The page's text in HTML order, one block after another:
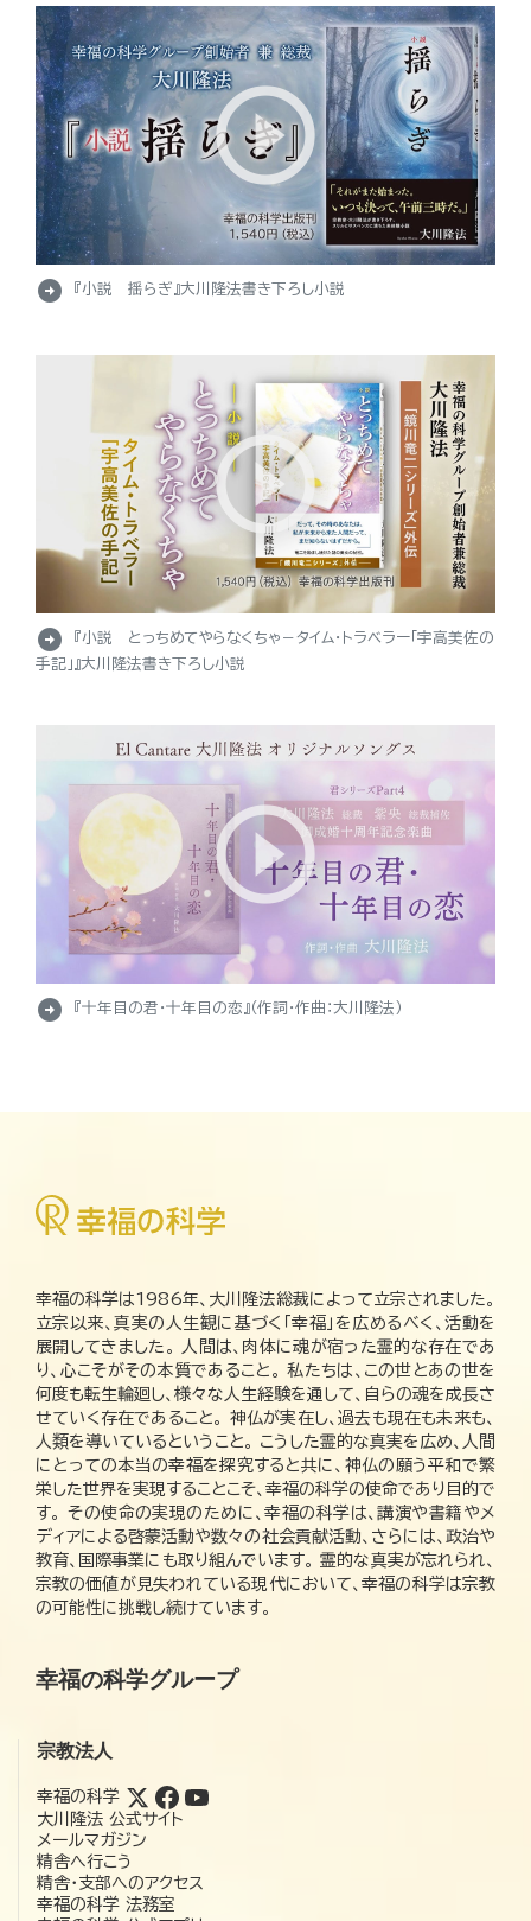
arrow_circle_right 『小説 揺らぎ』大川隆法書き下ろし小説
arrow_circle_right
『小説 とっちめてやらなくちゃ－タイム・トラベラー「宇高美佐の
手記」』大川隆法書き下ろし小説
arrow_circle_right 『十年目の君・十年目の恋』（作詞・作曲：大川隆法）
幸福の科学は1986年、大川隆法総裁によって立宗されました。
立宗以来、真実の人生観に基づく「幸福」を広めるべく、活動を
展開してきました。 人間は、肉体に魂が宿った霊的な存在であ
り、心こそがその本質であること。 私たちは、この世とあの世を
何度も転生輪廻し、様々な人生経験を通して、自らの魂を成長さ
せていく存在であること。 神仏が実在し、過去も現在も未来も、
人類を導いているということ。 こうした霊的な真実を広め、人間
にとっての本当の幸福を探究すると共に、神仏の願う平和で繁
栄した世界を実現することこそ、幸福の科学の使命であり目的で
す。 その使命の実現のために、幸福の科学は、講演や書籍やメ
ディアによる啓蒙活動や数々の社会貢献活動、さらには、政治や
教育、国際事業にも取り組んでいます。 霊的な真実が忘れられ、
宗教の価値が見失われている現代において、幸福の科学は宗教
の可能性に挑戦し続けています。
幸福の科学グループ
宗教法人
幸福の科学
大川隆法 公式サイト
メールマガジン
精舎へ行こう
精舎・支部へのアクセス
幸福の科学 法務室